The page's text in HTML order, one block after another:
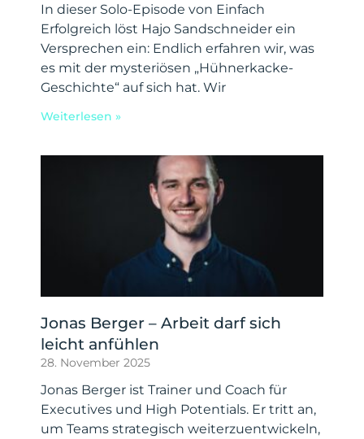
In dieser Solo-Episode von Einfach
Erfolgreich löst Hajo Sandschneider ein
Versprechen ein: Endlich erfahren wir, was
es mit der mysteriösen „Hühnerkacke-
Geschichte“ auf sich hat. Wir
Weiterlesen »
Jonas Berger – Arbeit darf sich
leicht anfühlen
28. November 2025
Jonas Berger ist Trainer und Coach für
Executives und High Potentials. Er tritt an,
um Teams strategisch weiterzuentwickeln,